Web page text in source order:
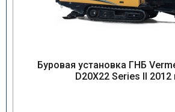
Буровая установка ГНБ
D20X22 Series II 2012